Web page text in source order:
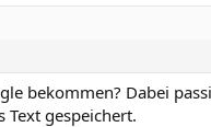
bekommen? Dabei
Text gespeichert.